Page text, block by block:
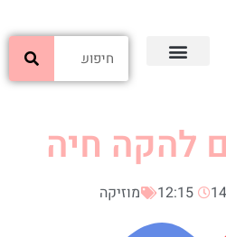
להקה חיה
12:15 מוזיקה